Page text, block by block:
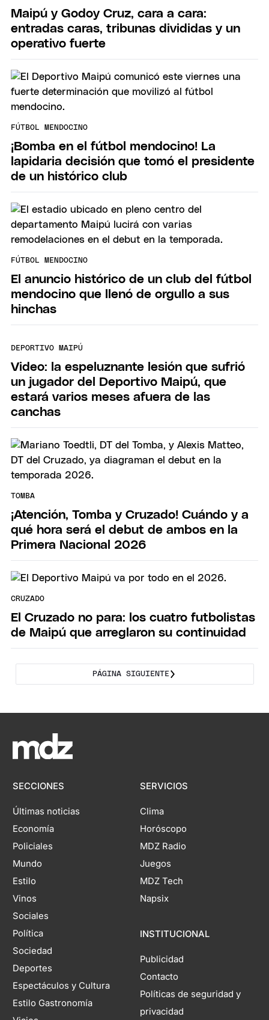
Maipú y Godoy Cruz, cara a cara:
entradas caras, tribunas divididas y un
operativo fuerte
FÚTBOL MENDOCINO
¡Bomba en el fútbol mendocino! La
lapidaria decisión que tomó el presidente
de un histórico club
FÚTBOL MENDOCINO
El anuncio histórico de un club del fútbol
mendocino que llenó de orgullo a sus
hinchas
DEPORTIVO MAIPÚ
Video: la espeluznante lesión que sufrió
un jugador del Deportivo Maipú, que
estará varios meses afuera de las
canchas
TOMBA
¡Atención, Tomba y Cruzado! Cuándo y a
qué hora será el debut de ambos en la
Primera Nacional 2026
CRUZADO
El Cruzado no para: los cuatro futbolistas
de Maipú que arreglaron su continuidad
PÁGINA SIGUIENTE
SECCIONES
Últimas noticias
Economía
Policiales
Mundo
Estilo
Vinos
Sociales
Política
Sociedad
Deportes
Espectáculos y Cultura
Estilo Gastronomía
SERVICIOS
Clima
Horóscopo
MDZ Radio
Juegos
MDZ Tech
Napsix
INSTITUCIONAL
Publicidad
Contacto
Políticas de seguridad y
privacidad